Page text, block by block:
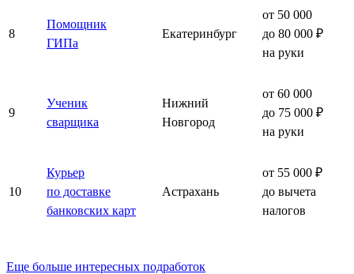
8
Помощник
ГИПа
Екатеринбург
от 50 000
до 80 000 ₽
на руки
9
Ученик
сварщика
Нижний
Новгород
от 60 000
до 75 000 ₽
на руки
10
Курьер
по доставке
банковских карт
Астрахань
от 55 000 ₽
до вычета
налогов
Еще больше интересных подработок